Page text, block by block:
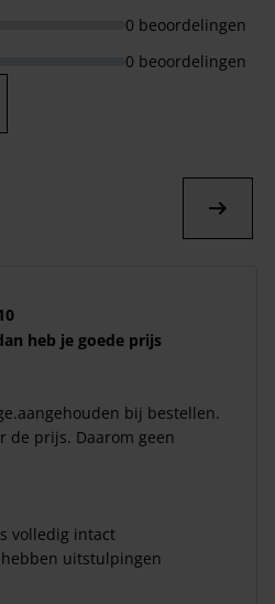
0 beoordelingen
0 beoordelingen
heb je goede prijs
bij bestellen.
de prijs. Daarom geen
volledig intact
uitstulpingen